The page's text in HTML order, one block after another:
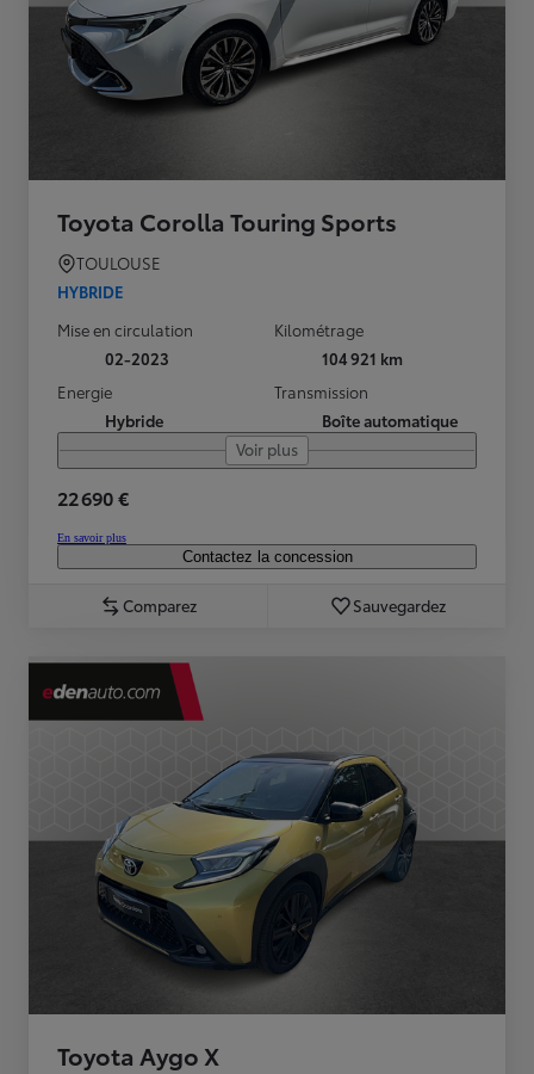
Toyota Corolla Touring Sports
TOULOUSE
HYBRIDE
Mise en circulation
02-2023
Kilométrage
104 921 km
Energie
Hybride
Transmission
Boîte automatique
Voir plus
22 690 €
En savoir plus
Contactez la concession
Comparez Sauvegardez
Toyota Aygo X